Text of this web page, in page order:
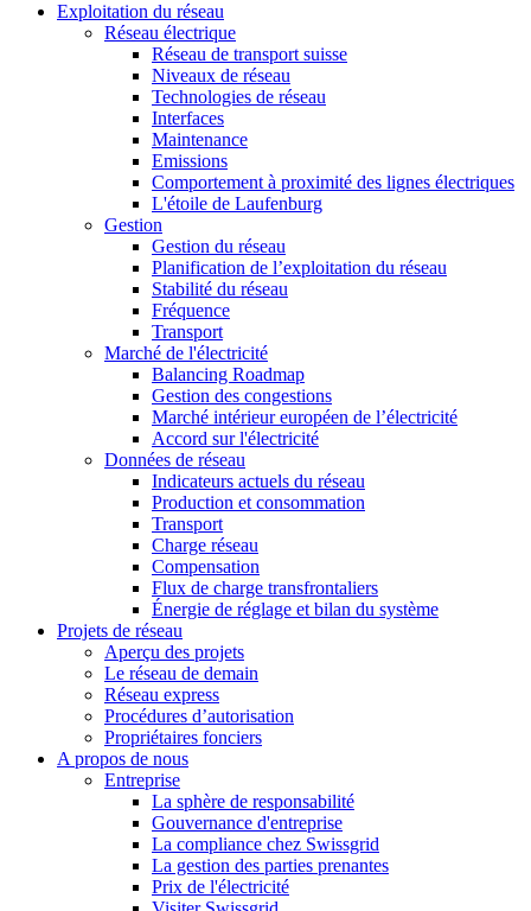
Exploitation du réseau
Réseau électrique
Réseau de transport suisse
Niveaux de réseau
Technologies de réseau
Interfaces
Maintenance
Emissions
Comportement à proximité des lignes électriques
L'étoile de Laufenburg
Gestion
Gestion du réseau
Planification de l’exploitation du réseau
Stabilité du réseau
Fréquence
Transport
Marché de l'électricité
Balancing Roadmap
Gestion des congestions
Marché intérieur européen de l’électricité
Accord sur l'électricité
Données de réseau
Indicateurs actuels du réseau
Production et consommation
Transport
Charge réseau
Compensation
Flux de charge transfrontaliers
Énergie de réglage et bilan du système
Projets de réseau
Aperçu des projets
Le réseau de demain
Réseau express
Procédures d’autorisation
Propriétaires fonciers
A propos de nous
Entreprise
La sphère de responsabilité
Gouvernance d'entreprise
La compliance chez Swissgrid
La gestion des parties prenantes
Prix de l'électricité